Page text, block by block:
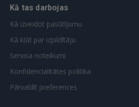
Kā tas darbojas
Kā izveidot pasūtījumu
Kā kļūt par izpildītāju
Servisa noteikumi
Konfidencialitātes politika
Pārvaldīt preferences